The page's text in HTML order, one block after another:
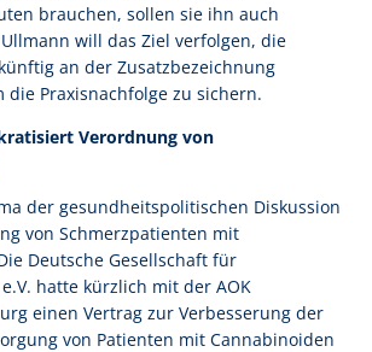
brauchen, sollen sie ihn auch
will das Ziel verfolgen, die
an der Zusatzbezeichnung
die Praxisnachfolge zu sichern.
Verordnung von
der gesundheitspolitischen Diskussion
von Schmerzpatienten mit
Deutsche Gesellschaft für
hatte kürzlich mit der AOK
einen Vertrag zur Verbesserung der
von Patienten mit Cannabinoiden